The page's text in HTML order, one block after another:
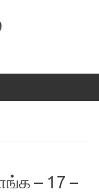
– 17 –